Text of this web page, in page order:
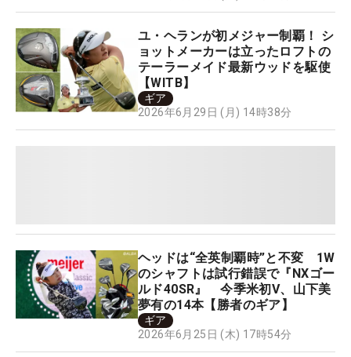
ユ・ヘランが初メジャー制覇！ シ
ョットメーカーは立ったロフトの
テーラーメイド最新ウッドを駆使
【WITB】
ギア
2026年6月29日 (月) 14時38分
ヘッドは“全英制覇時”と不変 1W
のシャフトは試行錯誤で『NXゴー
ルド40SR』 今季米初V、山下美
夢有の14本【勝者のギア】
ギア
2026年6月25日 (木) 17時54分